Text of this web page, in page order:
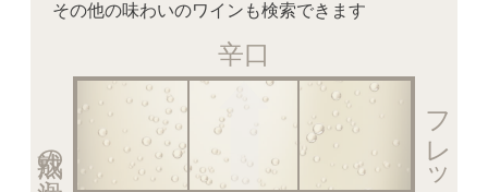
その他の味わいのワインも検索できます
辛口